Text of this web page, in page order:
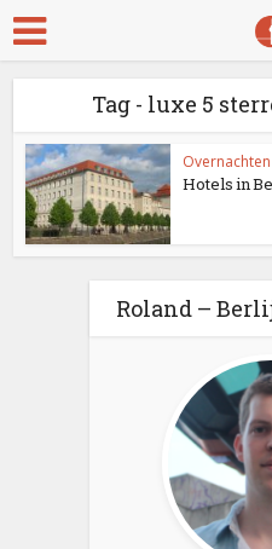
Tag - luxe 5
Overnachten
Hotels in
Roland –